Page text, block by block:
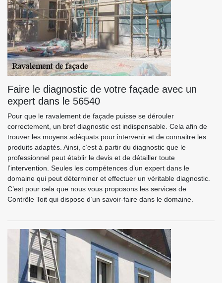
Faire le diagnostic de votre façade avec un
expert dans le 56540
Pour que le ravalement de façade puisse se dérouler
correctement, un bref diagnostic est indispensable. Cela afin de
trouver les moyens adéquats pour intervenir et de connaitre les
produits adaptés. Ainsi, c’est à partir du diagnostic que le
professionnel peut établir le devis et de détailler toute
l’intervention. Seules les compétences d’un expert dans le
domaine qui peut déterminer et effectuer un véritable diagnostic.
C’est pour cela que nous vous proposons les services de
Contrôle Toit qui dispose d’un savoir-faire dans le domaine.